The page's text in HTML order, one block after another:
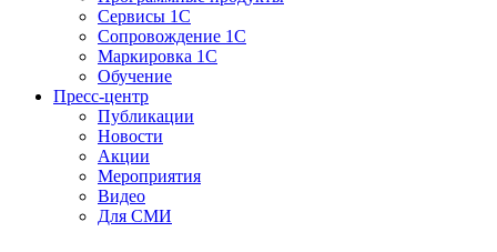
Сервисы 1С
Сопровождение 1С
Маркировка 1С
Обучение
Пресс-центр
Публикации
Новости
Акции
Мероприятия
Видео
Для СМИ